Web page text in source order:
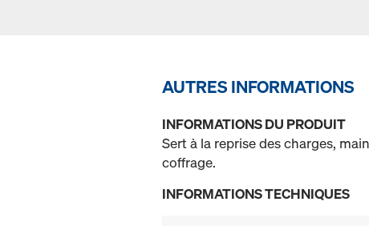
AUTRES INFORMATIONS
INFORMATIONS DU PRODUIT
Sert à la reprise des charges,
coffrage.
INFORMATIONS TECHNIQUES